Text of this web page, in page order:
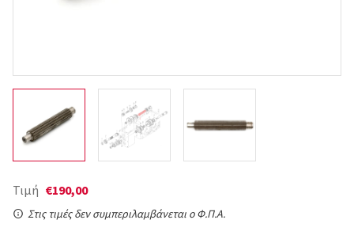
Τιμή €190,00
Στις τιμές δεν συμπεριλαμβάνεται ο Φ.Π.Α.